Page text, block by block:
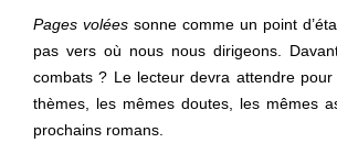
Pages volées sonne comme un point
pas vers où nous nous dirigeons.
combats ? Le lecteur devra attendre
thèmes, les mêmes doutes, les mêmes
prochains romans.